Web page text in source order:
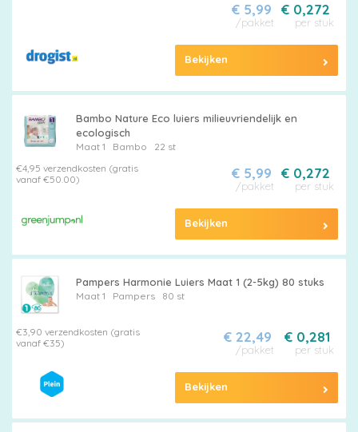
€ 0,272
per stuk
€ 5,99
/pakket
Bekijken
Bambo Nature Eco luiers milieuvriendelijk en
ecologisch
Maat 1 Bambo
22 st
€4,95 verzendkosten (gratis
vanaf €50.00)
€ 0,272
per stuk
€ 5,99
/pakket
Bekijken
Pampers Harmonie Luiers Maat 1 (2-5kg) 80 stuks
Maat 1 Pampers 80 st
€3,90 verzendkosten (gratis
vanaf €35)
€ 0,281
per stuk
€ 22,49
/pakket
Bekijken